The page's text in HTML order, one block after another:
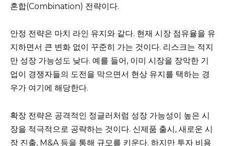
혼합(Combination) 전략이다.
안정 전략은 마치 라인 유지와 같다. 현재 시장 점유율을 유
지하면서 큰 변화 없이 꾸준히 가는 것이다. 리스크는 적지
만 성장 가능성도 낮다. 예를 들어, 이미 시장을 장악한 기
업이 경쟁자들의 도전을 막으면서 현상 유지를 택하는 경
우가 여기에 해당한다.
확장 전략은 공격적인 정글러처럼 성장 가능성이 높은 시
장을 적극적으로 공략하는 것이다. 신제품 출시, 새로운 시
장 진출, M&A 등을 통해 규모를 키운다. 하지만 투자 비용